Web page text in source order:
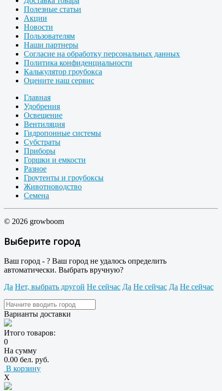
Полезные статьи
Акции
Новости
Пользователям
Наши партнеры
Согласие на обработку персональных данных
Политика конфиденциальности
Калькулятор гроубокса
Оцените наш сервис
Главная
Удобрения
Освещение
Вентиляция
Гидропонные системы
Субстраты
Приборы
Горшки и емкости
Разное
Гроутенты и гроубоксы
Животноводство
Семена
© 2026 growboom
Выберите город
Ваш город - ? Ваш город не удалось определить
автоматически. Выбрать вручную?
Да Нет, выбрать другой Не сейчас Да Не сейчас Да Не сейчас
Варианты доставки
Итого товаров:
0
На сумму
0.00 бел. руб.
В корзину
X